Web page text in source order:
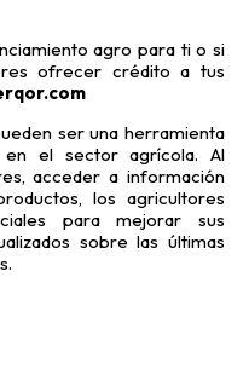
agro para ti o si
ofrecer crédito a tus
ser una herramienta
el sector agrícola. Al
acceder a información
los agricultores
para mejorar sus
sobre las últimas